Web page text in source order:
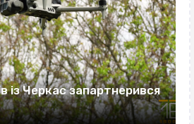
із Черкас запартнерився